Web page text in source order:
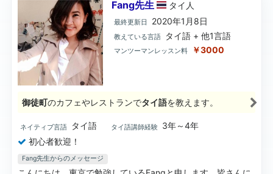
Fang先生 タイ 人
最終更新日 2020年1月8日
教えている言語 タイ語 + 他1言語
マンツーマンレッスン料 ￥3000
御徒町のカフェやレストランでタイ語を教えます。
ネイティブ言語 タイ語 タイ語講師経験
3年～4年
初心者歓迎！
Fang先生からのメッセージ